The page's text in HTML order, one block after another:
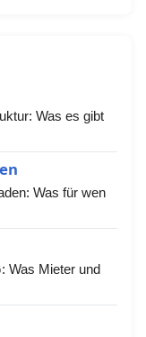
Was es gibt
Was für wen
Was Mieter und